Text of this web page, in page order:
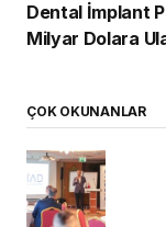
Dental İmplant
Milyar Dolara
ÇOK OKUNANLAR